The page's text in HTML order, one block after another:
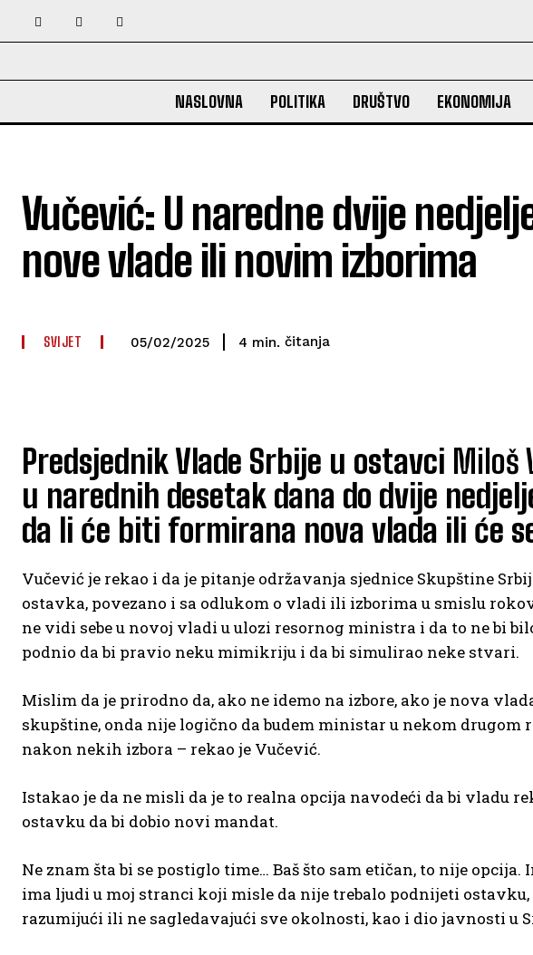
NASLOVNA POLITIKA DRUŠTVO EKONOMIJA
Vučević: U naredne dvije
nove vlade ili novim izborima
SVIJET 05/02/2025 4 min. čitanja
Predsjednik Vlade Srbije u ostavci Miloš
u narednih desetak dana do dvije
da li će biti formirana nova vlada ili će
Vučević je rekao i da je pitanje održavanja sjednice Skupštine
ostavka, povezano i sa odlukom o vladi ili izborima u smislu
ne vidi sebe u novoj vladi u ulozi resornog ministra i da to ne bi
podnio da bi pravio neku mimikriju i da bi simulirao neke stvari.
Mislim da je prirodno da, ako ne idemo na izbore, ako je nova
skupštine, onda nije logično da budem ministar u nekom drugom
nakon nekih izbora – rekao je Vučević.
Istakao je da ne misli da je to realna opcija navodeći da bi vladu
ostavku da bi dobio novi mandat.
Ne znam šta bi se postiglo time… Baš što sam etičan, to nije
ima ljudi u moj stranci koji misle da nije trebalo podnijeti ostavku,
razumijući ili ne sagledavajući sve okolnosti, kao i dio javnosti u